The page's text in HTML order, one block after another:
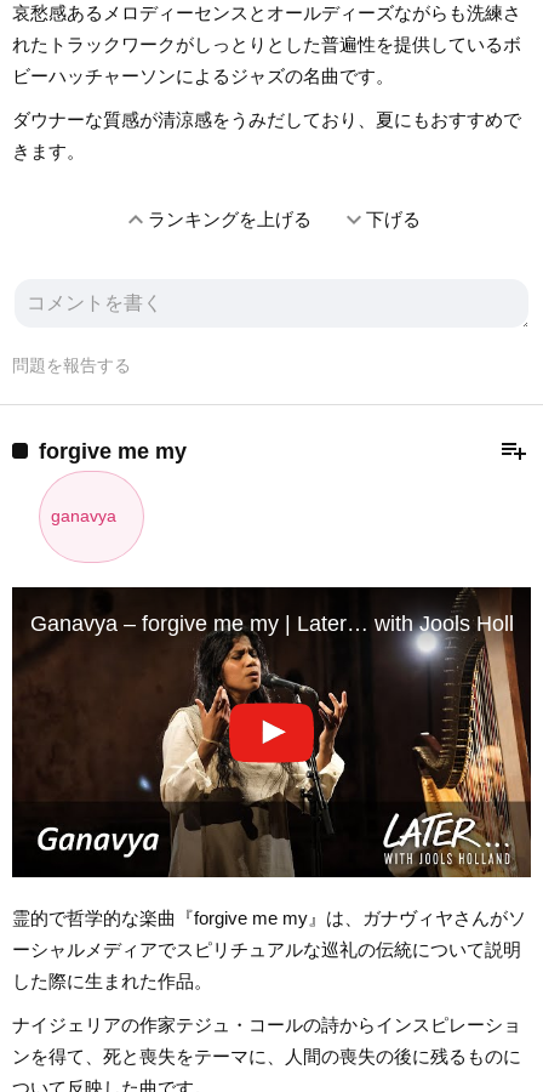
哀愁感あるメロディーセンスとオールディーズながらも洗練さ
れたトラックワークがしっとりとした普遍性を提供しているボ
ビーハッチャーソンによるジャズの名曲です。
ダウナーな質感が清涼感をうみだしており、夏にもおすすめで
きます。
expand_lessランキングを上げる expand_more下げる
問題を報告する
playlist_add
forgive me my
ganavya
Ganavya – forgive me my | Later… with Jools
霊的で哲学的な楽曲『forgive me my』は、ガナヴィヤさんがソ
ーシャルメディアでスピリチュアルな巡礼の伝統について説明
した際に生まれた作品。
ナイジェリアの作家テジュ・コールの詩からインスピレーショ
ンを得て、死と喪失をテーマに、人間の喪失の後に残るものに